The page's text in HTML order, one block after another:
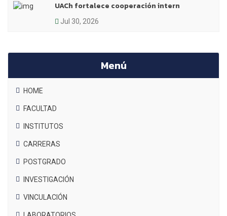
UACh fortalece cooperación intern
Jul 30, 2026
Menú
HOME
FACULTAD
INSTITUTOS
CARRERAS
POSTGRADO
INVESTIGACIÓN
VINCULACIÓN